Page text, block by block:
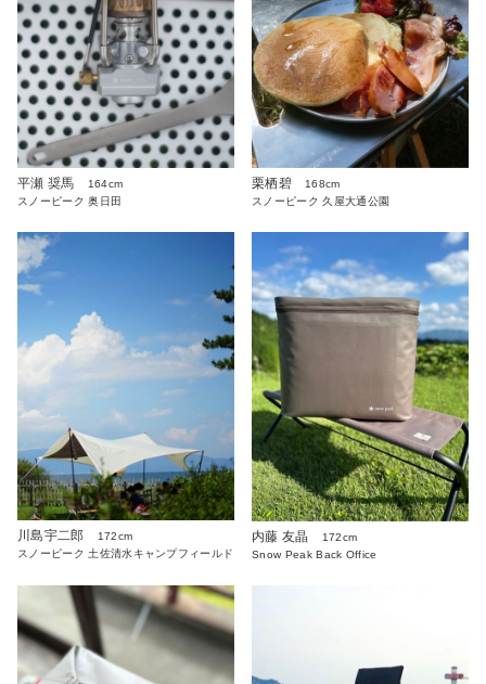
平瀬 奨馬
164cm
スノーピーク 奥日田
栗栖碧
168cm
スノーピーク 久屋大通公園
川島宇二郎
172cm
スノーピーク 土佐清水キャンプフィールド
内藤 友晶
172cm
Snow Peak Back Office